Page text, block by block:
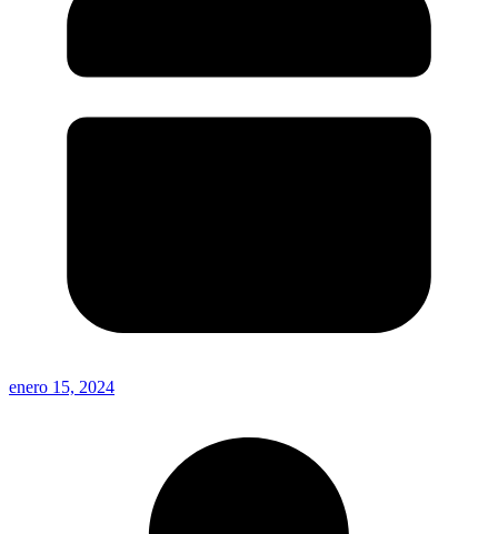
enero 15, 2024